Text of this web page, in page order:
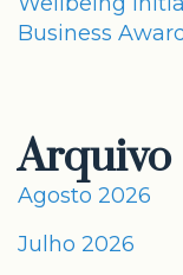
Business
Arquivo
Agosto 2026
Julho 2026